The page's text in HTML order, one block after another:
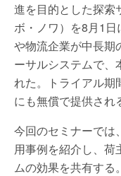
進を目的とした探索
ボ・ノワ）を8月1
や物流企業が中長期
ーサルシステムで、
れた。トライアル期
にも無償で提供され
今回のセミナーでは
用事例を紹介し、荷
ムの効果を共有する。